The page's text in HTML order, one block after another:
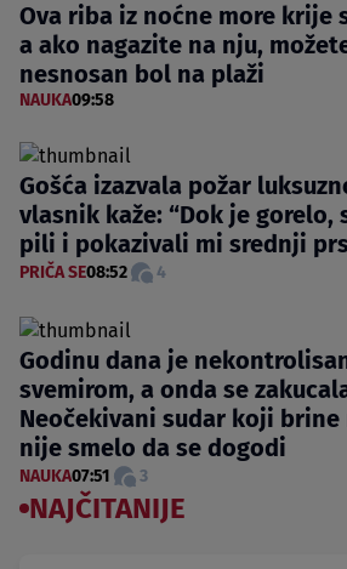
Ova riba iz noćne more krije
a ako nagazite na nju,
nesnosan bol na plaži
NAUKA09:58
Gošća izazvala požar
vlasnik kaže: “Dok je gorelo,
pili i pokazivali mi srednji
PRIČA SE08:52 4
Godinu dana je
svemirom, a onda se
Neočekivani sudar koji brine
nije smelo da se dogodi
NAUKA07:51 3
NAJČITANIJE